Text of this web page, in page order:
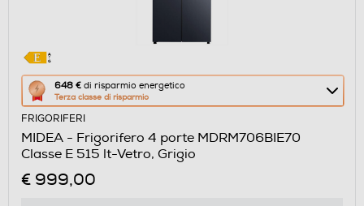
648 € di risparmio energetico
Terza classe di risparmio
Questa
azione
aprirà
il
Calcolatore
di
FRIGORIFERI
MIDEA - Frigorifero 4 porte MDRM706BIE70
Classe E 515 lt-Vetro, Grigio
€ 999,00